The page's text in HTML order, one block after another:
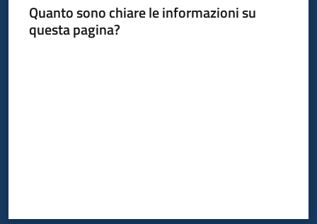
Quanto sono chiare le informazioni su
questa pagina?